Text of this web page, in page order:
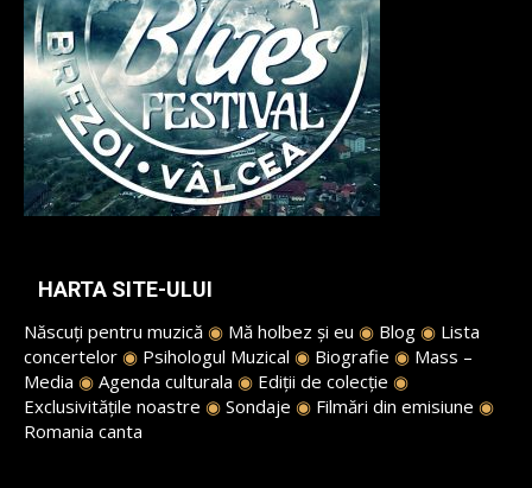
HARTA SITE-ULUI
Născuți pentru muzică ◉ Mă holbez și eu ◉ Blog ◉ Lista
concertelor ◉ Psihologul Muzical ◉ Biografie ◉ Mass –
Media ◉ Agenda culturala ◉ Ediții de colecție ◉
Exclusivitățile noastre ◉ Sondaje ◉ Filmări din emisiune ◉
Romania canta